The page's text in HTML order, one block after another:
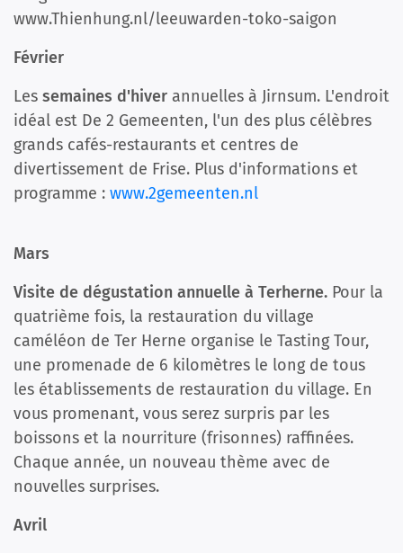
www.Thienhung.nl/leeuwarden-toko-saigon
Février
Les semaines d'hiver annuelles à Jirnsum. L'endroit
idéal est De 2 Gemeenten, l'un des plus célèbres
grands cafés-restaurants et centres de
divertissement de Frise. Plus d'informations et
programme : www.2gemeenten.nl
Mars
Visite de dégustation annuelle à Terherne. Pour la
quatrième fois, la restauration du village
caméléon de Ter Herne organise le Tasting Tour,
une promenade de 6 kilomètres le long de tous
les établissements de restauration du village. En
vous promenant, vous serez surpris par les
boissons et la nourriture (frisonnes) raffinées.
Chaque année, un nouveau thème avec de
nouvelles surprises.
Avril